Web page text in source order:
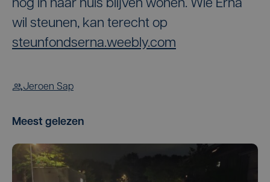
nog in haar huis blijven wonen. Wie Erna
wil steunen, kan terecht op
steunfondserna.weebly.com
Jeroen Sap
Meest gelezen